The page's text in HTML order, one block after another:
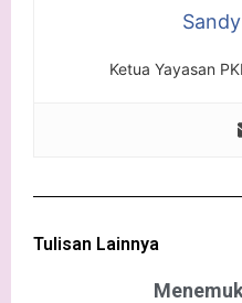
Ketua Yayasan
Tulisan Lainnya